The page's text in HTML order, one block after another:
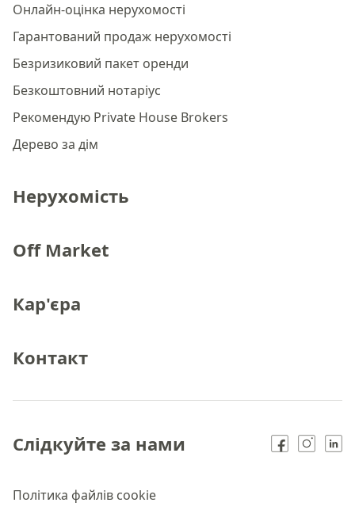
Онлайн-оцінка нерухомості
Гарантований продаж нерухомості
Безризиковий пакет оренди
Безкоштовний нотаріус
Рекомендую Private House Brokers
Дерево за дім
Нерухомість
Off Market
Кар'єра
Контакт
Політика файлів cookie
Слідкуйте за нами